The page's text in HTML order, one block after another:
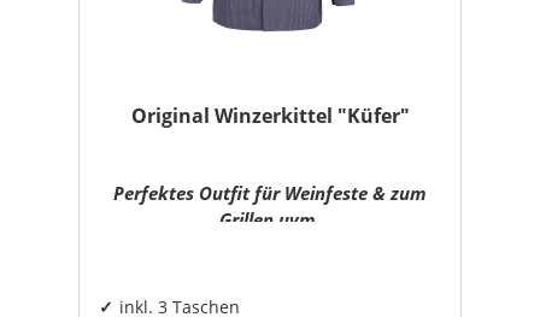
Original Winzerkittel "Küfer"
Perfektes Outfit für Weinfeste & zum
Grillen uvm.
inkl. 3 Taschen